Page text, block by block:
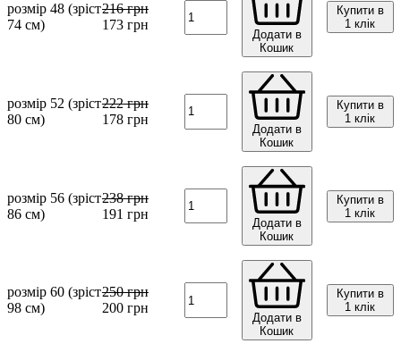
розмір 48 (зріст
74 см)
216грн
173грн
Додати в
Кошик
Купити в
1 клік
розмір 52 (зріст
80 см)
222грн
178грн
Додати в
Кошик
Купити в
1 клік
розмір 56 (зріст
86 см)
238грн
191 грн
Додати в
Кошик
Купити в
1 клік
розмір 60 (зріст
98 см)
250грн
200грн
Додати в
Кошик
Купити в
1 клік